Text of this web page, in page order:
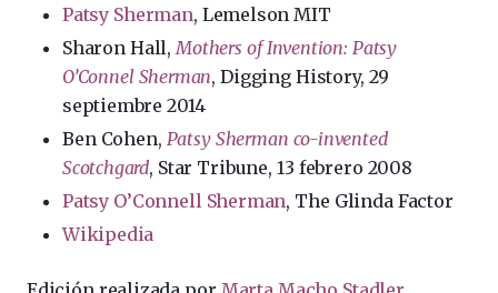
Patsy Sherman, Lemelson MIT
Sharon Hall,Mothers of Invention: Patsy
O’Connel Sherman, Digging History, 29
septiembre 2014
Ben Cohen, Patsy Sherman co-invented
Scotchgard, Star Tribune, 13 febrero 2008
Patsy O’Connell Sherman, The Glinda Factor
Wikipedia